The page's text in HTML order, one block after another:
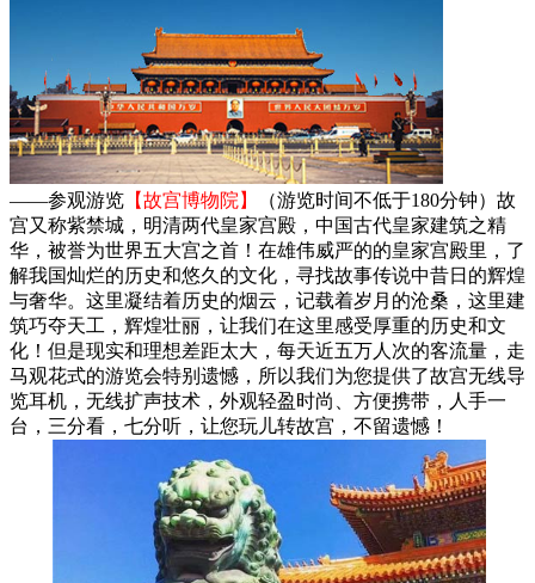
——参观游览 【故宫博物院】
（游览时间不低于180分钟）故
宫又称紫禁城，明清两代皇家宫殿，中国古代皇家建筑之精
华，被誉为世界五大宫之首！在雄伟威严的的皇家宫殿里，了
解我国灿烂的历史和悠久的文化，寻找故事传说中昔日的辉煌
与奢华。这里凝结着历史的烟云，记载着岁月的沧桑，这里建
筑巧夺天工，辉煌壮丽，让我们在这里感受厚重的历史和文
化！但是现实和理想差距太大，每天近五万人次的客流量，走
马观花式的游览会特别遗憾，所以我们为您提供了故宫无线导
览耳机，无线扩声技术，外观轻盈时尚、方便携带，人手一
台，三分看，七分听，让您玩儿转故宫，不留遗憾！